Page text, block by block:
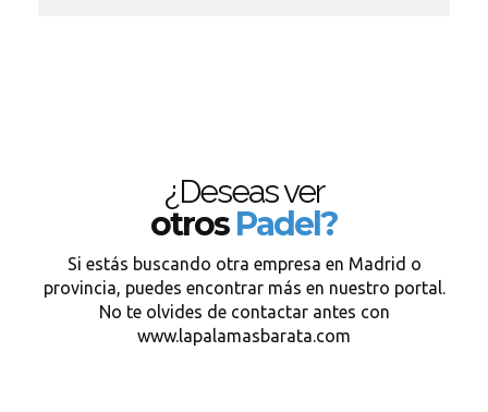
¿Deseas ver
otrosPadel?
Si estás buscando otra empresa en Madrid o
provincia, puedes encontrar más en nuestro portal.
No te olvides de contactar antes con
www.lapalamasbarata.com